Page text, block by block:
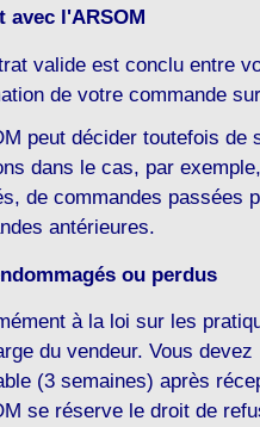
avec l'ARSOM
valide est conclu entre
de votre commande
peut décider toutefois
dans le cas, par
de commandes passées
antérieures.
ou perdus
à la loi sur les
du vendeur. Vous
(3 semaines) après
se réserve le droit de